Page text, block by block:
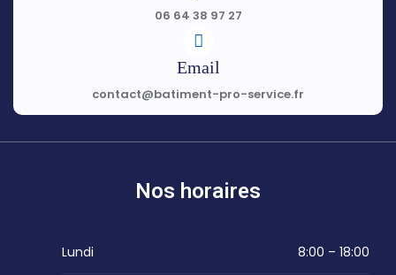
06 64 38 97 27
Email
contact@batiment-pro-service.fr
Nos horaires
Lundi 8:00 – 18:00